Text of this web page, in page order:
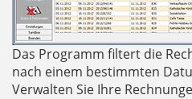
Das Programm filtert die
nach einem bestimmten
Verwalten Sie Ihre